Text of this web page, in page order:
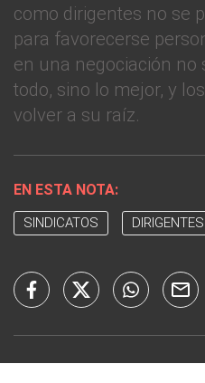
como dirigentes no se
para favorecerse
en una negociación no
todo, sino lo mejor, y
volver a su raíz.
EN ESTA NOTA:
SINDICATOS DIRIGENTES